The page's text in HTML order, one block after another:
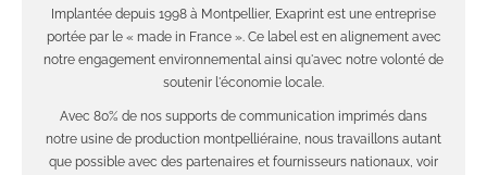
Implantée depuis 1998 à Montpellier, Exaprint est une entreprise
portée par le « made in France ». Ce label est en alignement avec
notre engagement environnemental ainsi qu'avec notre volonté de
soutenir l'économie locale.
Avec 80% de nos supports de communication imprimés dans
notre usine de production montpelliéraine, nous travaillons autant
que possible avec des partenaires et fournisseurs nationaux, voir